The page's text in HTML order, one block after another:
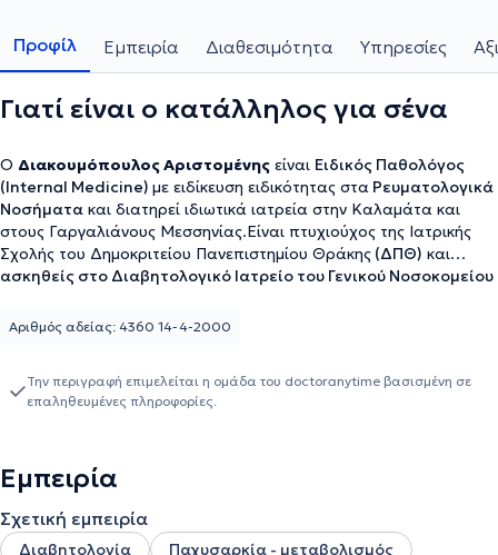
Προφίλ Εμπειρία Διαθεσιμότητα Υπηρεσίες
Γιατί είναι ο κατάλληλος για σένα
Ο Διακουμόπουλος Αριστομένης είναι Ειδικός Παθολόγος
(Internal Medicine) με ειδίκευση ειδικότητας στα Ρευματολογικά
Νοσήματα και διατηρεί ιδιωτικά ιατρεία στην Καλαμάτα και
στους Γαργαλιάνους Μεσσηνίας.Είναι πτυχιούχος της Ιατρικής
Σχολής του Δημοκριτείου Πανεπιστημίου Θράκης (ΔΠΘ) και
ασκηθείς στο Διαβητολογικό Ιατρείο του Γενικού Νοσοκομείου
Ελληνικής Εταιρίας Μελέτης Υπέρτασης και ενεργό μέλος
Κινδύνου για Αγγειακά Νοσήματα (Ε.Μ.Πα.Κ.Α.Ν.), η Ελληνική
Εταιρία Εσωτερικής Παθολογίας, η Ελληνική Εταιρία Λοιμώξεων,
Παχυσαρκίας.Σήμερα στα ιδιωτικά του ιατρεία ο ειδικός
εξυπηρετεί σε ποικιλία παθολογικών ζητημάτων της υγείας, με
στόχο πάντα την πληρέστερη προσέγγιση και άμεση εξυπηρέτηση
του ασθενή συνεργαζόμενος πάντα άψογα με τις λοιπές ιατρικές
Αριθμός αδείας: 4360 14-4-2000
Την περιγραφή επιμελείται η ομάδα του doctoranytime βασισμένη σε
επαληθευμένες πληροφορίες.
Εμπειρία
Σχετική εμπειρία
Διαβητολογία
Παχυσαρκία - μεταβολισμός